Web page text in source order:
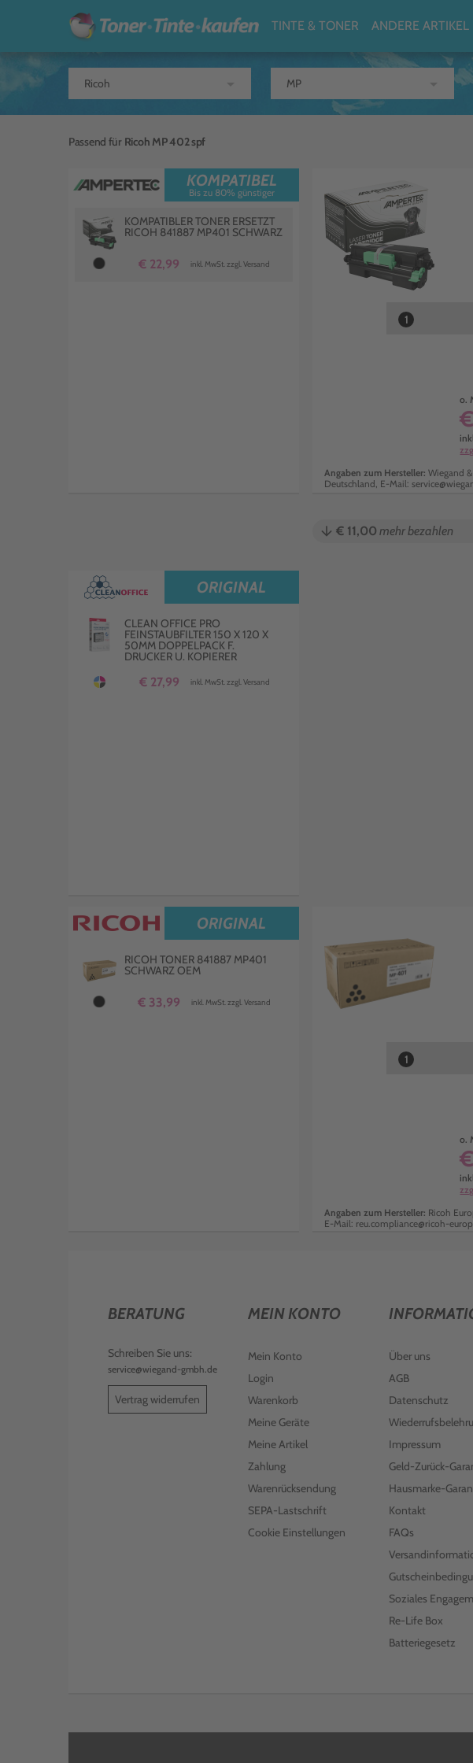
TINTE & TONER ANDERE ARTIKEL
Passend für Ricoh MP 402 spf
KOMPATIBEL
Bis zu 80% günstiger
KOMPATIBLER TONER ERSETZT
RICOH 841887 MP401 SCHWARZ
€ 22,99 inkl. MwSt. zzgl. Versand
1
o.
Angaben zum Hersteller: Wiegand
Deutschland, E-Mail:
arrow_downward € 11,00 mehr bezahlen
ORIGINAL
CLEAN OFFICE PRO
FEINSTAUBFILTER 150 X 120 X
50MM DOPPELPACK F.
DRUCKER U. KOPIERER
€ 27,99 inkl. MwSt. zzgl. Versand
ORIGINAL
RICOH TONER 841887 MP401
SCHWARZ OEM
€ 33,99 inkl. MwSt. zzgl. Versand
1
o.
Angaben zum Hersteller: Ricoh
E-Mail: reu.compliance@ricoh-
BERATUNG
Schreiben Sie uns:
service@wiegand-gmbh.de
Vertrag widerrufen
MEIN KONTO
Mein Konto
Login
Warenkorb
Meine Geräte
Meine Artikel
Zahlung
Warenrücksendung
SEPA-Lastschrift
Cookie Einstellungen
Über uns
AGB
Datenschutz
Impressum
Geld-Zurück-
Hausmarke-
Kontakt
FAQs
Soziales
Re-Life Box
Batteriegesetz